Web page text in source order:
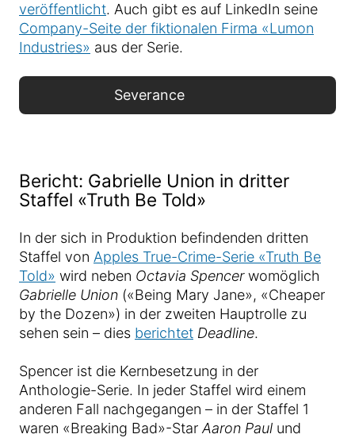
veröffentlicht. Auch gibt es auf LinkedIn seine
Company-Seite der fiktionalen Firma «Lumon
Industries» aus der Serie.
Severance
Bericht: Gabrielle Union in dritter
Staffel «Truth Be Told»
In der sich in Produktion befindenden dritten
Staffel von Apples True-Crime-Serie «Truth Be
Told» wird neben Octavia Spencerwomöglich
Gabrielle Union («Being Mary Jane», «Cheaper
by the Dozen») in der zweiten Hauptrolle zu
sehen sein – dies berichtet Deadline.
Spencer ist die Kernbesetzung in der
Anthologie-Serie. In jeder Staffel wird einem
anderen Fall nachgegangen – in der Staffel 1
waren «Breaking Bad»-Star Aaron Paul und